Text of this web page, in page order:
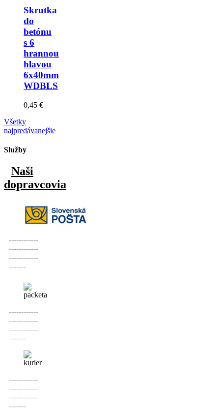
Skrutka
do
betónu
s 6
hrannou
hlavou
6x40mm
WDBLS
0,45 €
Všetky
najpredávanejšie
Služby
Naši
dopravcovia
------------
------------
------------
-------
------------
------------
------------
-------
------------
------------
------------
-------